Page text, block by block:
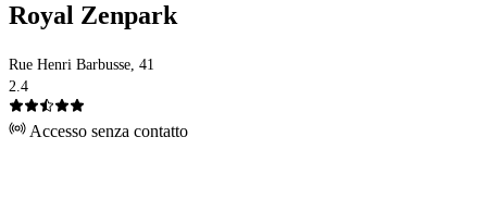
Royal Zenpark
Rue Henri Barbusse, 41
2.4
Accesso senza contatto